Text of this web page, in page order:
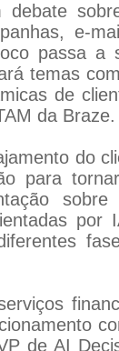
e-
passa a
temas
de
da Braze.
do
para
por
de AI